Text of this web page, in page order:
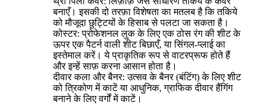
बनाएँ। इसकी दो तरफ़ा विशेषता का मतलब है कि तकिये
को मौजूदा छुट्टियों के हिसाब से पलटा जा सकता है।
कोस्टर: प्रोफेशनल लुक के लिए एक ठोस रंग की शीट के
ऊपर एक पैटर्न वाली शीट बिछाएँ, या सिंगल-प्लाई का
इस्तेमाल करें। ये प्राकृतिक रूप से वाटरप्रूफ होते हैं
और इन्हें साफ़ करना आसान होता है।
दीवार कला और बैनर: उत्सव के बैनर (बंटिंग) के लिए शीट
को त्रिकोण में काटें या आधुनिक, ग्राफिक दीवार हैंगिंग
बनाने के लिए वर्गों में काटें।